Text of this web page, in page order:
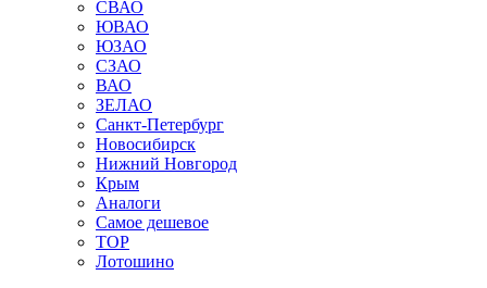
СВАО
ЮВАО
ЮЗАО
СЗАО
ВАО
ЗЕЛАО
Санкт-Петербург
Новосибирск
Нижний Новгород
Крым
Аналоги
Самое дешевое
TOP
Лотошино